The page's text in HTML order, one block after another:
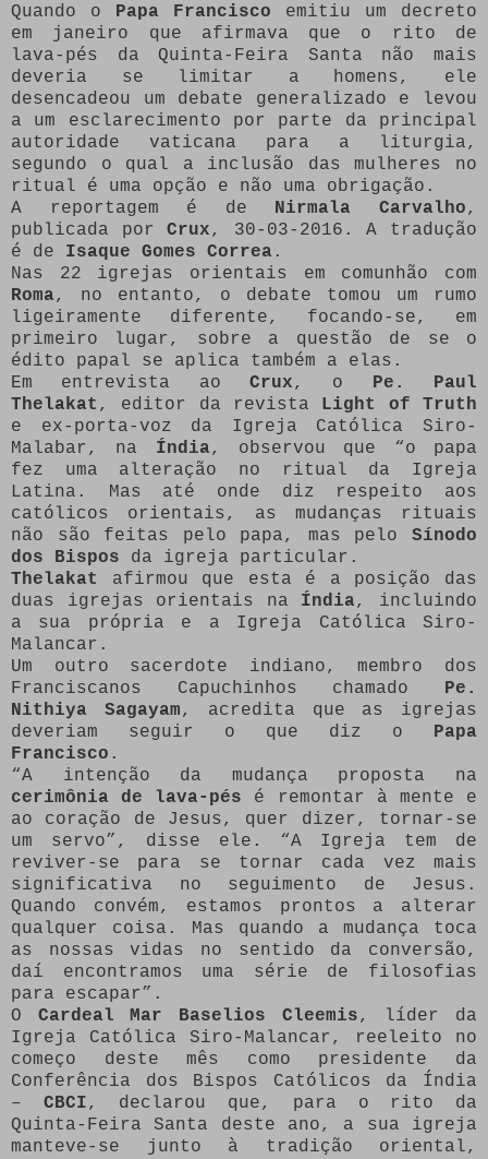
Quando o Papa Francisco emitiu um decreto
em janeiro que afirmava que o rito de
lava-pés da Quinta-Feira Santa não mais
deveria se limitar a homens, ele
desencadeou um debate generalizado e levou
a um esclarecimento por parte da principal
autoridade vaticana para a liturgia,
segundo o qual a inclusão das mulheres no
ritual é uma opção e não uma obrigação.
A reportagem é de Nirmala Carvalho,
publicada porCrux, 30-03-2016. A tradução
é de Isaque Gomes Correa .
Nas 22 igrejas orientais em comunhão com
Roma, no entanto, o debate tomou um rumo
ligeiramente diferente, focando-se, em
primeiro lugar, sobre a questão de se o
édito papal se aplica também a elas.
Em entrevista ao Crux, o Pe. Paul
Thelakat , editor da revista Light of Truth
e ex-porta-voz da Igreja Católica Siro-
Malabar, na Índia, observou que “o papa
fez uma alteração no ritual da Igreja
Latina. Mas até onde diz respeito aos
católicos orientais, as mudanças rituais
não são feitas pelo papa, mas pelo Sínodo
dos Bispos da igreja particular.
Thelakat
afirmou que esta é a posição das
duas igrejas orientais na Índia, incluindo
a sua própria e a Igreja Católica Siro-
Malancar.
Um outro sacerdote indiano, membro dos
Franciscanos Capuchinhos chamado Pe.
Nithiya Sagayam, acredita que as igrejas
deveriam seguir o que diz o Papa
Francisco .
“A intenção da mudança proposta na
cerimônia de lava-pés é remontar à mente e
ao coração de Jesus, quer dizer, tornar-se
um servo”, disse ele. “A Igreja tem de
reviver-se para se tornar cada vez mais
significativa no seguimento de Jesus.
Quando convém, estamos prontos a alterar
qualquer coisa. Mas quando a mudança toca
as nossas vidas no sentido da conversão,
daí encontramos uma série de filosofias
para escapar”.
O Cardeal Mar Baselios Cleemis, líder da
Igreja Católica Siro-Malancar, reeleito no
começo deste mês como presidente da
Conferência dos Bispos Católicos da Índia
– CBCI, declarou que, para o rito da
Quinta-Feira Santa deste ano, a sua igreja
manteve-se junto à tradição oriental,